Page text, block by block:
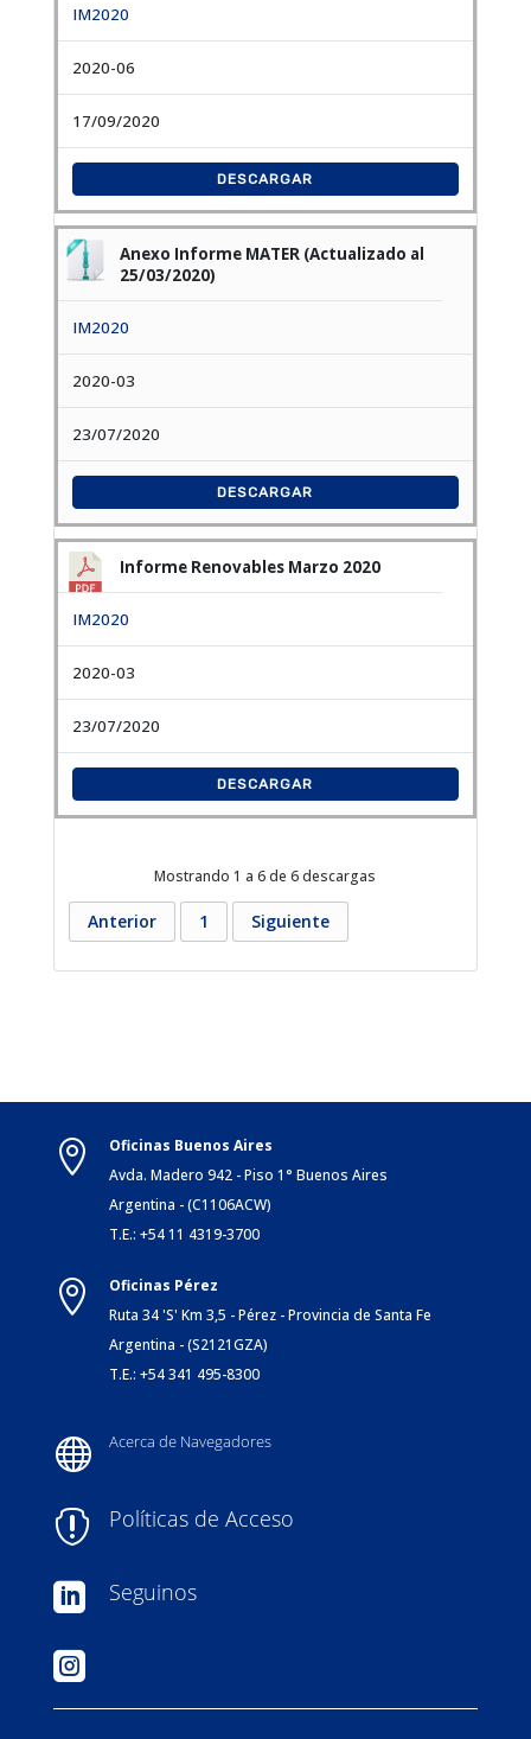
IM2020
2020-06
17/09/2020
DESCARGAR
Anexo Informe MATER (Actualizado al
25/03/2020)
IM2020
2020-03
23/07/2020
DESCARGAR
Informe Renovables Marzo 2020
IM2020
2020-03
23/07/2020
DESCARGAR
Mostrando 1 a 6 de 6 descargas
Anterior 1 Siguiente

Oficinas Buenos Aires
Avda. Madero 942 - Piso 1° Buenos Aires
Argentina - (C1106ACW)
T.E.: +54 11 4319-3700

Oficinas Pérez
Ruta 34 'S' Km 3,5 - Pérez - Provincia de Santa Fe
Argentina - (S2121GZA)
T.E.: +54 341 495-8300
 Acerca de Navegadores
 Políticas de Acceso
 Seguinos
